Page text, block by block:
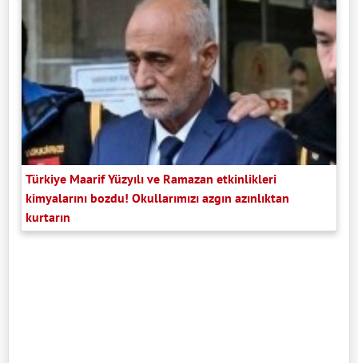
Türkiye Maarif Yüzyılı ve Ramazan etkinlikleri
kimyalarını bozdu! Okullarımızı azgın azınlıktan
kurtarın